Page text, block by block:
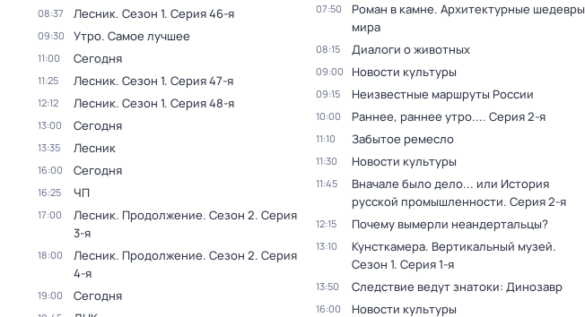
08:37 Лесник. Сезон 1. Серия 46-я
09:30 Утро. Самое лучшее
11:00 Сегодня
11:25 Лесник. Сезон 1. Серия 47-я
12:12 Лесник. Сезон 1. Серия 48-я
13:00 Сегодня
13:35 Лесник
16:00 Сегодня
16:25 ЧП
17:00 Лесник. Продолжение. Сезон 2. Серия
3-я
18:00 Лесник. Продолжение. Сезон 2. Серия
4-я
19:00 Сегодня
07:50
Роман в камне. Архитектурные шедевры
мира
08:15 Диалоги о животных
09:00 Новости культуры
09:15 Неизвестные маршруты России
10:00 Раннее, раннее утро.... Серия 2-я
11:10 Забытое ремесло
11:30 Новости культуры
11:45
Вначале было дело... или История
русской промышленности. Серия 2-я
12:15 Почему вымерли неандертальцы?
13:10 Кунсткамера. Вертикальный музей.
Сезон 1. Серия 1-я
13:50 Следствие ведут знатоки: Динозавр
16:00 Новости культуры